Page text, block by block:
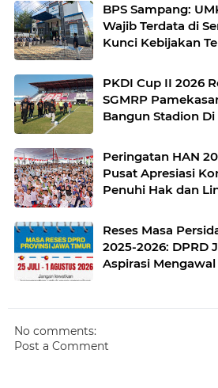
BPS Sampang:
Wajib Terdata di
Kunci Kebijakan
PKDI Cup II 2026
SGMRP
Bangun Stadion
Peringatan HAN
Pusat Apresiasi
Penuhi Hak dan
Reses Masa
2025-2026: DPRD
Aspirasi
No comments:
Post a Comment